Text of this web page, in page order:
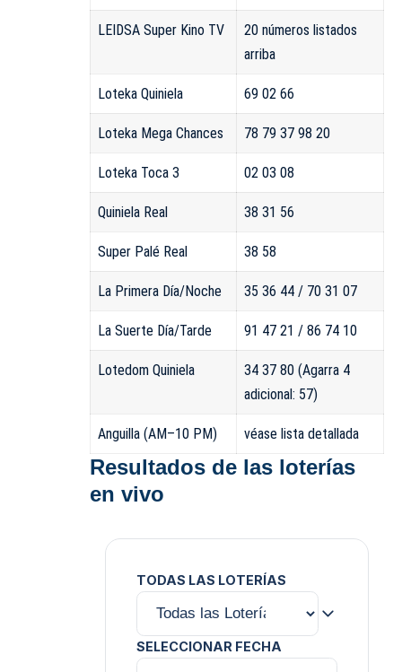
LEIDSA Super Kino TV
20 números listados
arriba
Loteka Quiniela 69 02 66
Loteka Mega Chances 78 79 37 98 20
Loteka Toca 3 02 03 08
Quiniela Real 38 31 56
Super Palé Real 38 58
La Primera Día/Noche 35 36 44 / 70 31 07
La Suerte Día/Tarde 91 47 21 / 86 74 10
Lotedom Quiniela
34 37 80 (Agarra 4
adicional: 57)
Anguilla (AM–10 PM) véase lista detallada
Resultados de las loterías
en vivo
TODAS LAS LOTERÍAS
SELECCIONAR FECHA